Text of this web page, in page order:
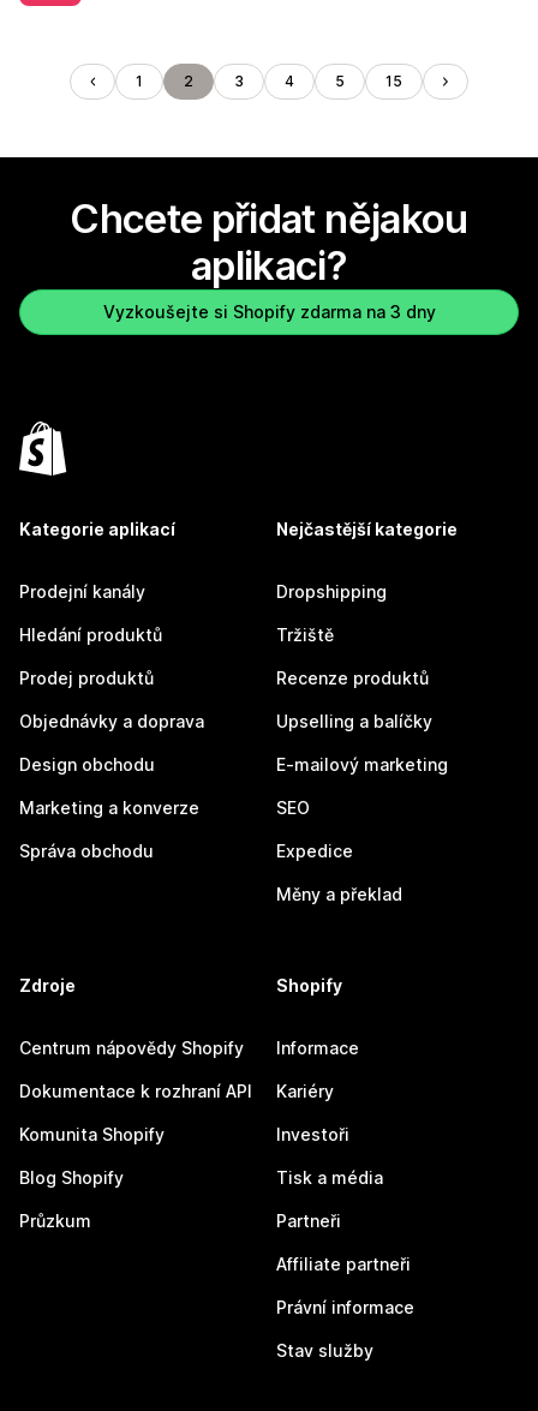
1 2 3 4 5 15
Chcete přidat nějakou
aplikaci?
Vyzkoušejte si Shopify zdarma na 3 dny
Kategorie aplikací
Prodejní kanály
Hledání produktů
Prodej produktů
Objednávky a doprava
Design obchodu
Marketing a konverze
Správa obchodu
Nejčastější kategorie
Dropshipping
Tržiště
Recenze produktů
Upselling a balíčky
E-mailový marketing
SEO
Expedice
Měny a překlad
Zdroje
Centrum nápovědy Shopify
Dokumentace k rozhraní API
Komunita Shopify
Blog Shopify
Průzkum
Shopify
Informace
Kariéry
Investoři
Tisk a média
Partneři
Affiliate partneři
Právní informace
Stav služby